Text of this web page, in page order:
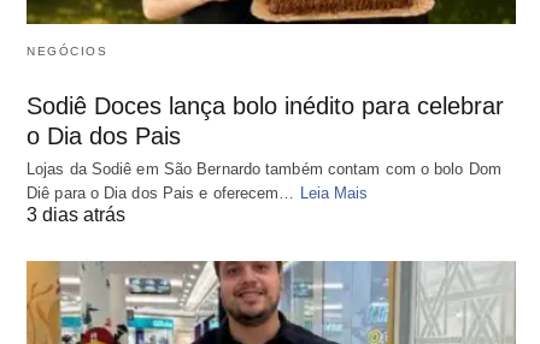
NEGÓCIOS
Sodiê Doces lança bolo inédito para celebrar
o Dia dos Pais
Lojas da Sodiê em São Bernardo também contam com o bolo Dom
Diê para o Dia dos Pais e oferecem… Leia Mais
3 dias atrás